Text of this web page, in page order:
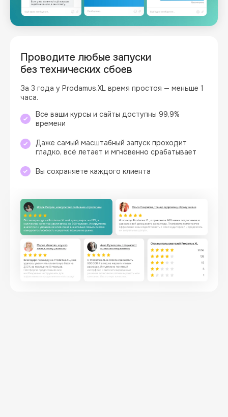
Проводите любые запуски
без технических сбоев
За 3 года у Prodamus.XL время простоя — меньше 1
часа.
Все ваши курсы и сайты доступны 99,9%
времени
Даже самый масштабный запуск проходит
гладко, всё летает и мгновенно срабатывает
Вы сохраняете каждого клиента